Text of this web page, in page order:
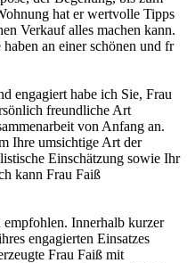
hat er wertvolle Tipps
Verkauf alles machen kann.
an einer schönen und fr
engagiert habe ich Sie, Frau
freundliche Art
von Anfang an.
Ihre umsichtige Art der
Einschätzung sowie Ihr
kann Frau Faiß
Innerhalb kurzer
engagierten Einsatzes
Frau Faiß mit